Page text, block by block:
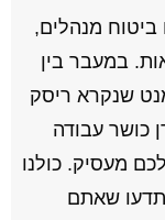
מנהלים,
במעבר בין
שנקרא ריסק
כושר עבודה
מעסיק. כולנו
שאתם